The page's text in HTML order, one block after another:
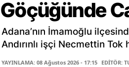
Göçüğünde
Adana’nın İmamoğlu
Andırınlı işçi Necmettin Tok
YAYINLAMA: 08 Ağustos 2026 - 17:15 EDİTÖR: